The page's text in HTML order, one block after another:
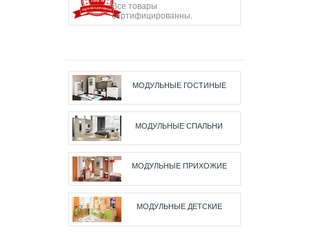
Все товары
сертифицированны.
МОДУЛЬНЫЕ ГОСТИНЫЕ
МОДУЛЬНЫЕ СПАЛЬНИ
МОДУЛЬНЫЕ ПРИХОЖИЕ
МОДУЛЬНЫЕ ДЕТСКИЕ